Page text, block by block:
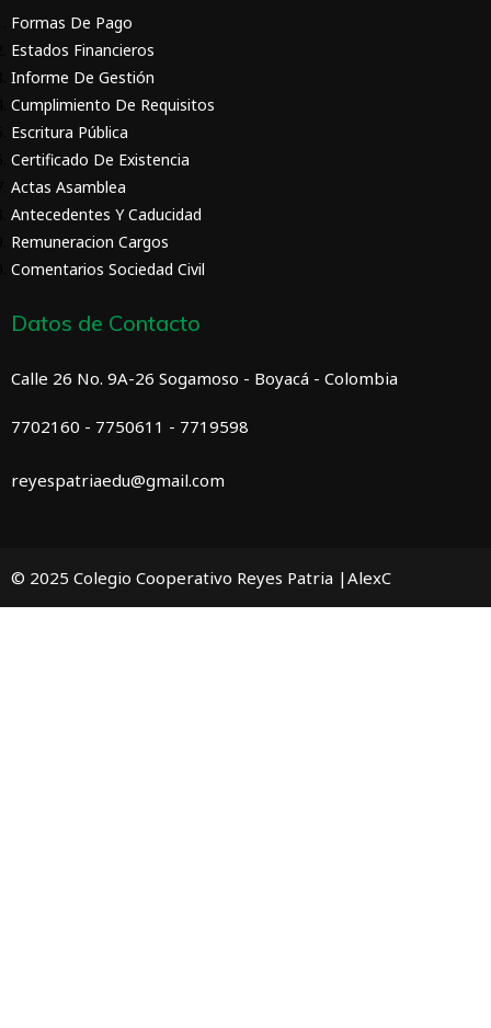
Formas De Pago
Estados Financieros
Informe De Gestión
Cumplimiento De Requisitos
Escritura Pública
Certificado De Existencia
Actas Asamblea
Antecedentes Y Caducidad
Remuneracion Cargos
Comentarios Sociedad Civil
Datos de Contacto
Calle 26 No. 9A-26 Sogamoso - Boyacá - Colombia
7702160 - 7750611 - 7719598
reyespatriaedu@gmail.com
© 2025 Colegio Cooperativo Reyes Patria |AlexC